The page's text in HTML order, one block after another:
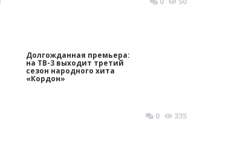
Долгожданная премьера:
на ТВ-3 выходит третий
сезон народного хита
«Кордон»
0 335